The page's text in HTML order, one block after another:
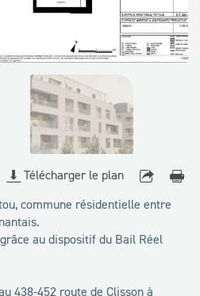
Télécharger le plan
commune résidentielle entre
au dispositif du Bail Réel
438-452 route de Clisson à